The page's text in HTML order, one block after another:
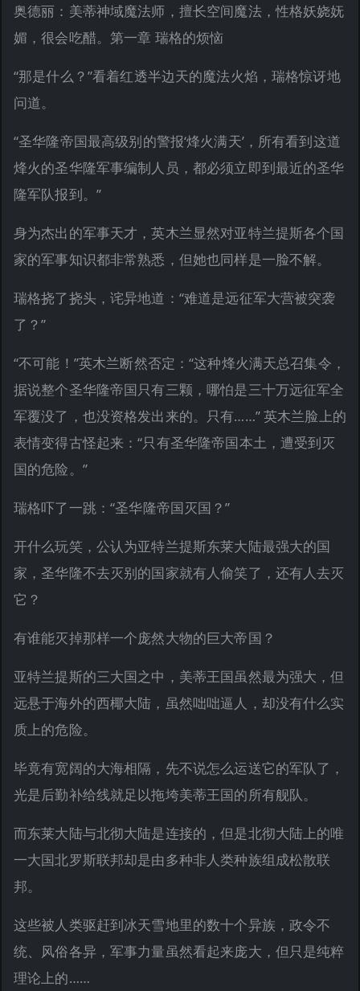
奥德丽：美蒂神域魔法师，擅长空间魔法，性格妖娆妩
媚，很会吃醋。第一章 瑞格的烦恼
“那是什么？”看着红透半边天的魔法火焰，瑞格惊讶地
问道。
“圣华隆帝国最高级别的警报‘烽火满天’，所有看到这道
烽火的圣华隆军事编制人员，都必须立即到最近的圣华
隆军队报到。”
身为杰出的军事天才，英木兰显然对亚特兰提斯各个国
家的军事知识都非常熟悉，但她也同样是一脸不解。
瑞格挠了挠头，诧异地道：“难道是远征军大营被突袭
了？”
“不可能！”英木兰断然否定：“这种烽火满天总召集令，
据说整个圣华隆帝国只有三颗，哪怕是三十万远征军全
军覆没了，也没资格发出来的。只有……” 英木兰脸上的
表情变得古怪起来：“只有圣华隆帝国本土，遭受到灭
国的危险。”
瑞格吓了一跳：“圣华隆帝国灭国？”
开什么玩笑，公认为亚特兰提斯东莱大陆最强大的国
家，圣华隆不去灭别的国家就有人偷笑了，还有人去灭
它？
有谁能灭掉那样一个庞然大物的巨大帝国？
亚特兰提斯的三大国之中，美蒂王国虽然最为强大，但
远悬于海外的西椰大陆，虽然咄咄逼人，却没有什么实
质上的危险。
毕竟有宽阔的大海相隔，先不说怎么运送它的军队了，
光是后勤补给线就足以拖垮美蒂王国的所有舰队。
而东莱大陆与北彻大陆是连接的，但是北彻大陆上的唯
一大国北罗斯联邦却是由多种非人类种族组成松散联
邦。
这些被人类驱赶到冰天雪地里的数十个异族，政令不
统、风俗各异，军事力量虽然看起来庞大，但只是纯粹
理论上的……